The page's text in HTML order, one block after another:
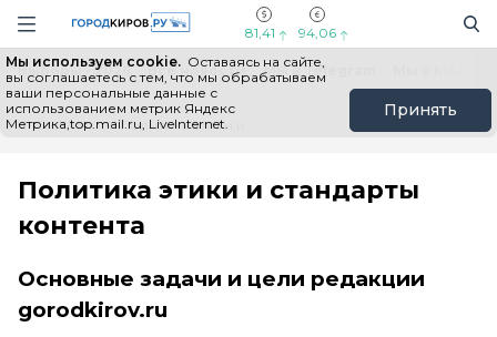
Навигация сайта
81,41 94,06
Мы используем cookie. Оставаясь на сайте,
вы соглашаетесь с тем, что мы обрабатываем
ваши персональные данные с
использованием метрик Яндекс
Метрика,top.mail.ru, LiveInternet.
Принять
Выборы - 2026 Все новости Мы в Telegram
Главная
Политика этики и стандарты
контента
Основные задачи и цели редакции
gorodkirov.ru